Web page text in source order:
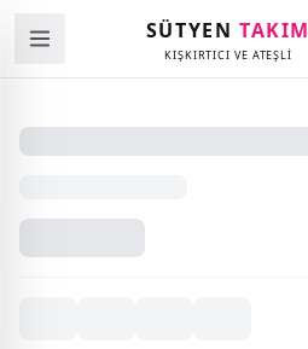
SÜTYENTAKIM
KIŞKIRTICI VE ATEŞLİ